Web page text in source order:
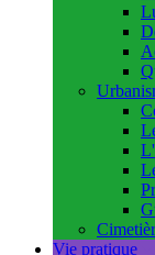
Vie pratique